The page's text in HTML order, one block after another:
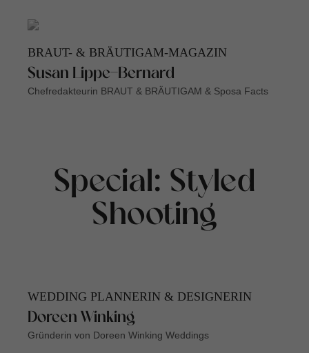
BRAUT- & BRÄUTIGAM-MAGAZIN
Susan Lippe-Bernard
Chefredakteurin BRAUT & BRÄUTIGAM & Sposa Facts
Special: Styled
Shooting
WEDDING PLANNERIN & DESIGNERIN
Doreen Winking
Gründerin von Doreen Winking Weddings